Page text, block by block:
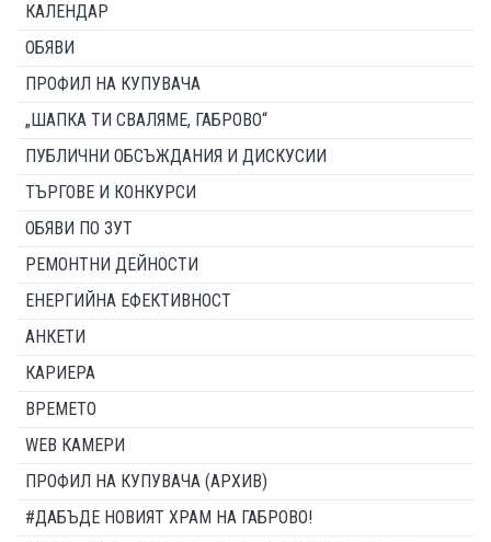
КАЛЕНДАР
ОБЯВИ
ПРОФИЛ НА КУПУВАЧА
„ШАПКА ТИ СВАЛЯМЕ, ГАБРОВО“
ПУБЛИЧНИ ОБСЪЖДАНИЯ И ДИСКУСИИ
ТЪРГОВЕ И КОНКУРСИ
ОБЯВИ ПО ЗУТ
РЕМОНТНИ ДЕЙНОСТИ
ЕНЕРГИЙНА ЕФЕКТИВНОСТ
АНКЕТИ
КАРИЕРА
ВРЕМЕТО
WEB КАМЕРИ
ПРОФИЛ НА КУПУВАЧА (АРХИВ)
#ДАБЪДЕ НОВИЯТ ХРАМ НА ГАБРОВО!